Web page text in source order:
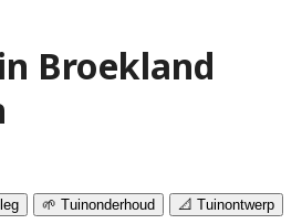
Broekland
🌱 Tuinonderhoud 📐 Tuinontwerp